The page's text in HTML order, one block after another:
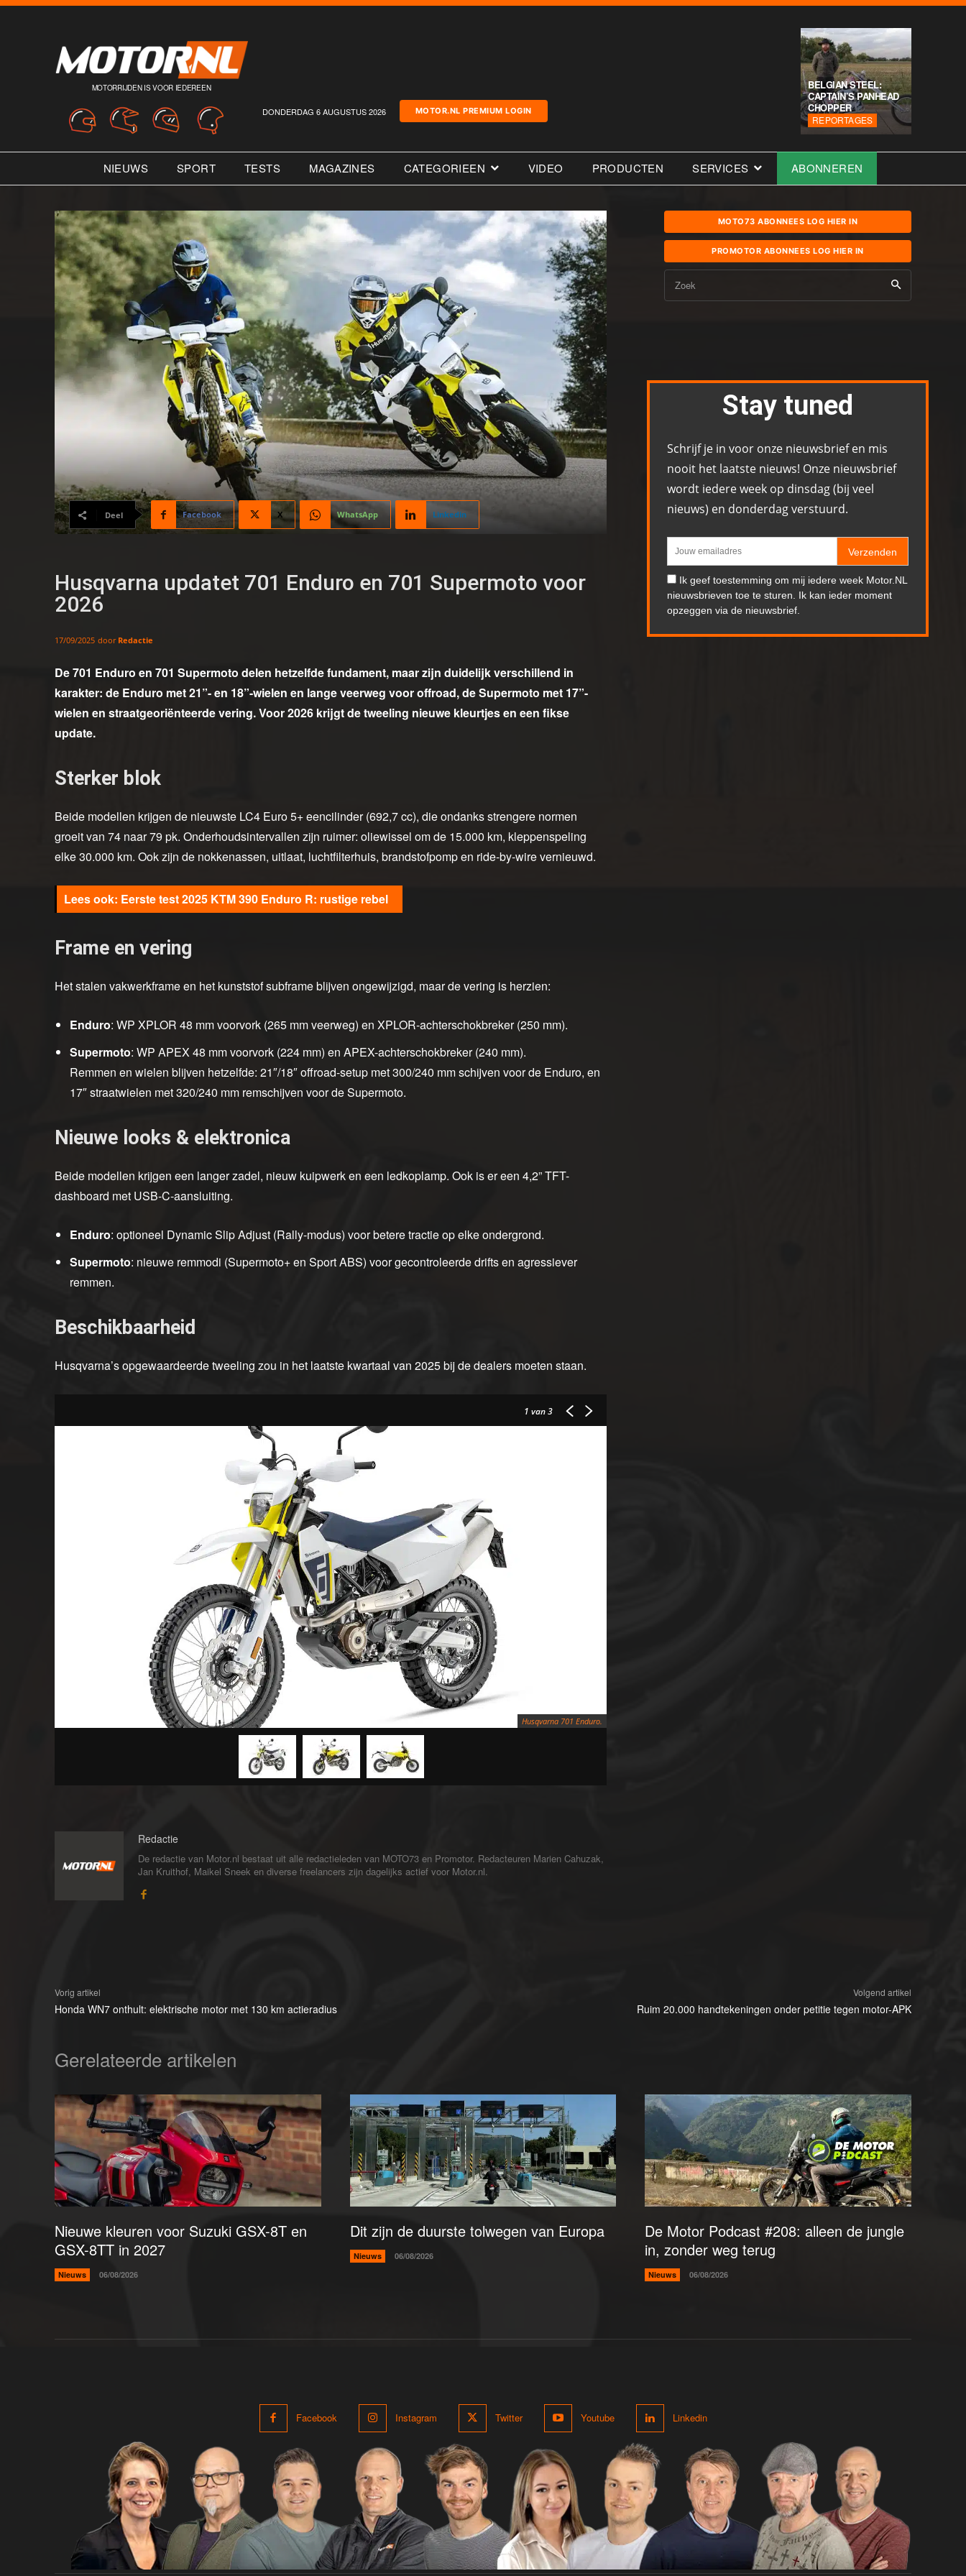
MOTORRIJDEN IS VOOR IEDEREEN
DONDERDAG 6 AUGUSTUS 2026 MOTOR.NL PREMIUM LOGIN
BELGIAN STEEL:
CAPTAIN’S PANHEAD
CHOPPER
REPORTAGES
NIEUWS SPORT TESTS MAGAZINES CATEGORIEEN VIDEO PRODUCTEN SERVICES ABONNEREN
Deel Facebook X WhatsApp Linkedin
Husqvarna updatet 701 Enduro en 701 Supermoto voor
2026
17/09/2025 door Redactie
De 701 Enduro en 701 Supermoto delen hetzelfde fundament, maar zijn duidelijk verschillend in
karakter: de Enduro met 21”- en 18”-wielen en lange veerweg voor offroad, de Supermoto met 17”-
wielen en straatgeoriënteerde vering. Voor 2026 krijgt de tweeling nieuwe kleurtjes en een fikse
update.
Sterker blok
Beide modellen krijgen de nieuwste LC4 Euro 5+ eencilinder (692,7 cc), die ondanks strengere normen
groeit van 74 naar 79 pk. Onderhoudsintervallen zijn ruimer: oliewissel om de 15.000 km, kleppenspeling
elke 30.000 km. Ook zijn de nokkenassen, uitlaat, luchtfilterhuis, brandstofpomp en ride-by-wire vernieuwd.
Eerste test 2025 KTM 390 Enduro R: rustige rebel
Frame en vering
Het stalen vakwerkframe en het kunststof subframe blijven ongewijzigd, maar de vering is herzien:
Enduro: WP XPLOR 48 mm voorvork (265 mm veerweg) en XPLOR-achterschokbreker (250 mm).
Supermoto: WP APEX 48 mm voorvork (224 mm) en APEX-achterschokbreker (240 mm).
Remmen en wielen blijven hetzelfde: 21″/18″ offroad-setup met 300/240 mm schijven voor de Enduro, en
17″ straatwielen met 320/240 mm remschijven voor de Supermoto.
Nieuwe looks & elektronica
Beide modellen krijgen een langer zadel, nieuw kuipwerk en een ledkoplamp. Ook is er een 4,2” TFT-
dashboard met USB-C-aansluiting.
Enduro: optioneel Dynamic Slip Adjust (Rally-modus) voor betere tractie op elke ondergrond.
Supermoto: nieuwe remmodi (Supermoto+ en Sport ABS) voor gecontroleerde drifts en agressiever
remmen.
Beschikbaarheid
Husqvarna’s opgewaardeerde tweeling zou in het laatste kwartaal van 2025 bij de dealers moeten staan.
1 van 3
Husqvarna 701 Enduro.
Redactie
De redactie van Motor.nl bestaat uit alle redactieleden van MOTO73 en Promotor. Redacteuren Marien Cahuzak,
Jan Kruithof, Maikel Sneek en diverse freelancers zijn dagelijks actief voor Motor.nl.
MOTO73 ABONNEES LOG HIER IN
PROMOTOR ABONNEES LOG HIER IN
Zoek
Stay tuned
Schrijf je in voor onze nieuwsbrief en mis
nooit het laatste nieuws! Onze nieuwsbrief
wordt iedere week op dinsdag (bij veel
nieuws) en donderdag verstuurd.
Verzenden
Ik geef toestemming om mij iedere week Motor.NL
nieuwsbrieven toe te sturen. Ik kan ieder moment
opzeggen via de nieuwsbrief.
Vorig artikel
Honda WN7 onthult: elektrische motor met 130 km actieradius
Volgend artikel
Ruim 20.000 handtekeningen onder petitie tegen motor-APK
Gerelateerde artikelen
Nieuwe kleuren voor Suzuki GSX-8T en
GSX-8TT in 2027
Nieuws 06/08/2026
Dit zijn de duurste tolwegen van Europa
Nieuws 06/08/2026
De Motor Podcast #208: alleen de jungle
in, zonder weg terug
Nieuws 06/08/2026
Facebook Instagram Twitter Youtube Linkedin